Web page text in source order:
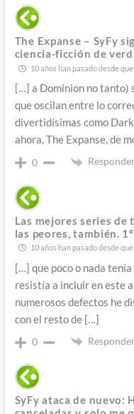
The Expanse – SyFy
ciencia-ficción de
10 años han pasado desde
[…] a Dominion no tanto)
que oscilan entre lo
divertidísimas como
ahora, The Expanse, de
0 Responder
Las mejores series de
las peores, también.
10 años han pasado desde
[…] que poco o nada
resistía a incluir en este
numerosos defectos he
con el resto de […]
0 Responder
SyFy ataca de nuevo: